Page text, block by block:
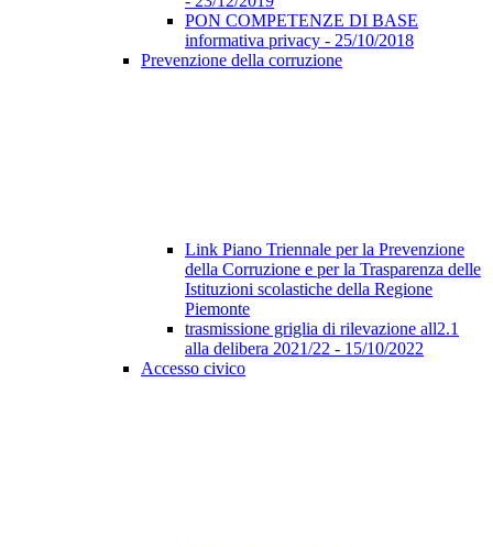
PON COMPETENZE DI BASE
informativa privacy - 25/10/2018
Prevenzione della corruzione
Link Piano Triennale per la Prevenzione
della Corruzione e per la Trasparenza delle
Istituzioni scolastiche della Regione
Piemonte
trasmissione griglia di rilevazione all2.1
alla delibera 2021/22 - 15/10/2022
Accesso civico